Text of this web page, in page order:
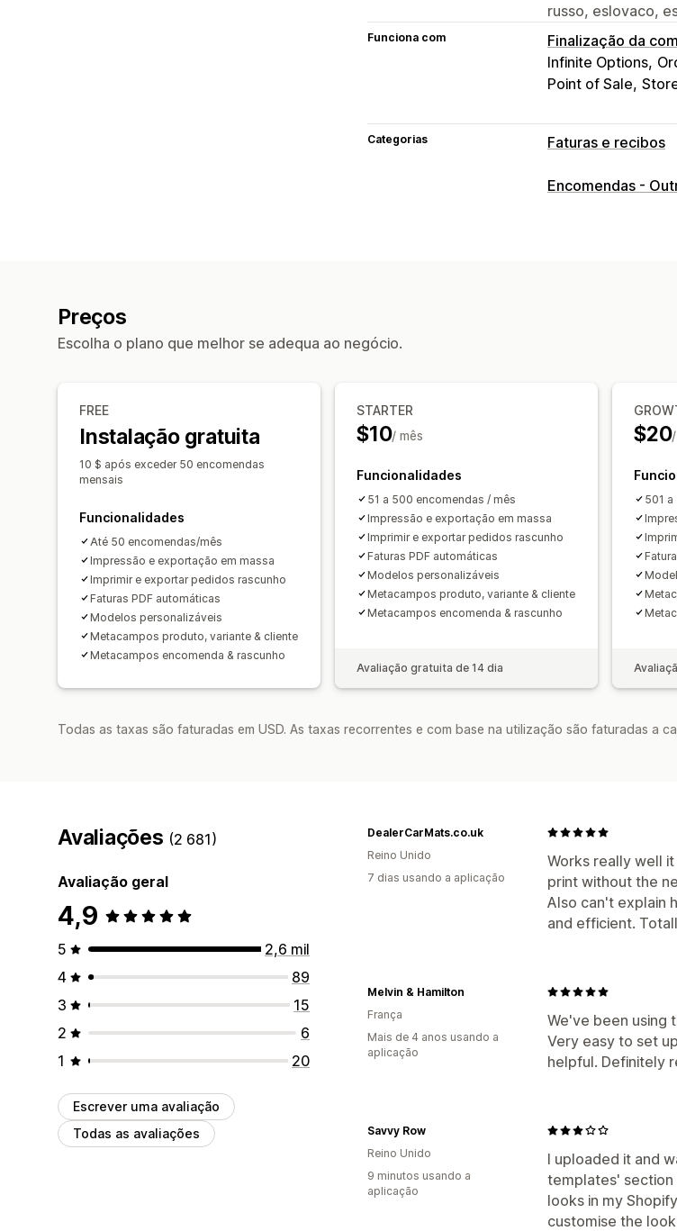
russo, eslovaco,
Funciona com Finalização da
Infinite Options
Point of Sale
Categorias Faturas e recibos
Tipos de
Gestão de
Transferência em
Segurança de
Encomendas -
Preços
Escolha o plano que melhor se adequa ao negócio.
FREE
Instalação gratuita
10 $ após exceder 50 encomendas
mensais
Funcionalidades
Até 50 encomendas/mês
Impressão e exportação em massa
Imprimir e exportar pedidos rascunho
Faturas PDF automáticas
Modelos personalizáveis
Metacampos produto, variante & cliente
Metacampos encomenda & rascunho
STARTER
$10/ mês
Funcionalidades
51 a 500 encomendas / mês
Impressão e exportação em massa
Imprimir e exportar pedidos rascunho
Faturas PDF automáticas
Modelos personalizáveis
Metacampos produto, variante & cliente
Metacampos encomenda & rascunho
Avaliação gratuita de 14 dia
$20
501
Todas as taxas são faturadas em USD. As taxas recorrentes e com base na utilização são faturadas a
Avaliações (2 681)
Avaliação geral
4,9
5
2,6 mil
4
89
3
15
2
6
1
20
Escrever uma avaliação
Todas as avaliações
Works really well
print without the
Also can't explain
and efficient.
DealerCarMats.co.uk
Reino Unido
7 dias usando a aplicação
We've been using
Very easy to set
helpful. Definitely
Melvin & Hamilton
França
Mais de 4 anos usando a
aplicação
I uploaded it and
templates'
looks in my
customise the
Savvy Row
Reino Unido
9 minutos usando a
aplicação